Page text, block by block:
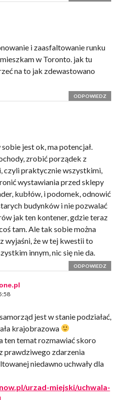
i zaasfaltowanie runku
w Toronto. jak tu
na to jak zdewastowano
ODPOWIEDZ
jest ok, ma potencjał.
zrobić porządek z
czyli praktycznie wszystkimi,
wystawiania przed sklepy
kubłów, i podomek, odnowić
budynków i nie pozwalać
jak ten kontener, gdzie teraz
tam. Ale tak sobie można
wyjaśni, że w tej kwestii to
innym, nic się nie da.
ODPOWIEDZ
jest w stanie podziałać,
krajobrazowa
ten temat rozmawiać skoro
prawdziwego zdarzenia
niedawno uchwały dla
urzad-miejski/uchwala-